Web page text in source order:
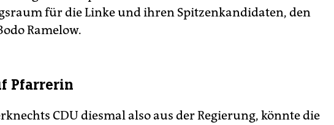
für die Linke und ihren Spitzenkandidaten, den
Ramelow.
Pfarrerin
CDU diesmal also aus der Regierung, könnte die